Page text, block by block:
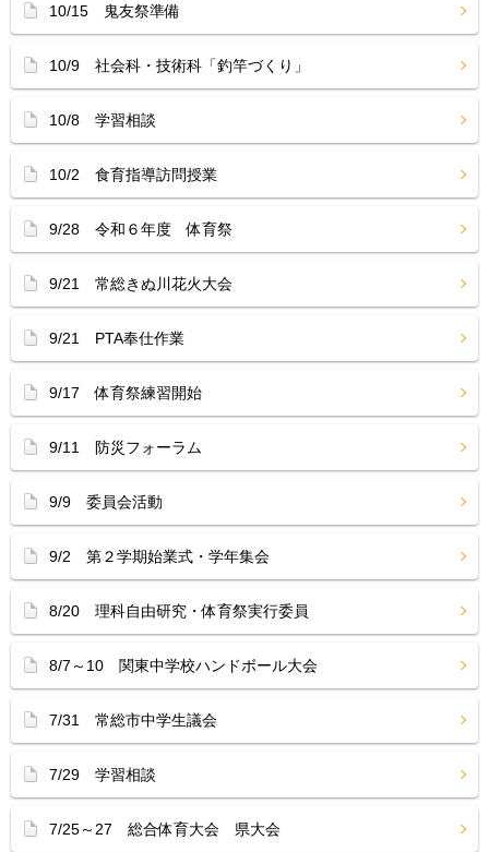
10/15 鬼友祭準備
10/9 社会科・技術科「釣竿づくり」
10/8 学習相談
10/2 食育指導訪問授業
9/28 令和６年度 体育祭
9/21 常総きぬ川花火大会
9/21 PTA奉仕作業
9/17 体育祭練習開始
9/11 防災フォーラム
9/9 委員会活動
9/2 第２学期始業式・学年集会
8/20 理科自由研究・体育祭実行委員
8/7～10 関東中学校ハンドボール大会
7/31 常総市中学生議会
7/29 学習相談
7/25～27 総合体育大会 県大会